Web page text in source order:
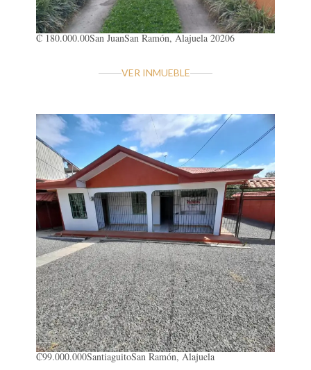
₡ 180.000.00San JuanSan Ramón, Alajuela 20206
VER INMUEBLE
₡99.000.000SantiaguitoSan Ramón, Alajuela